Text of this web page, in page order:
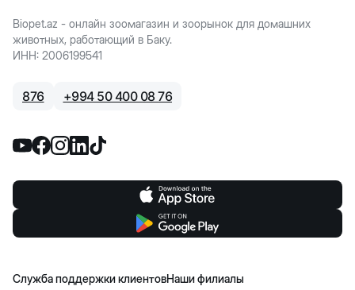
Biopet.az - онлайн зоомагазин и зоорынок для домашних
животных, работающий в Баку.
ИНН: 2006199541
876 +994 50 400 08 76
Служба поддержки клиентовНаши филиалы